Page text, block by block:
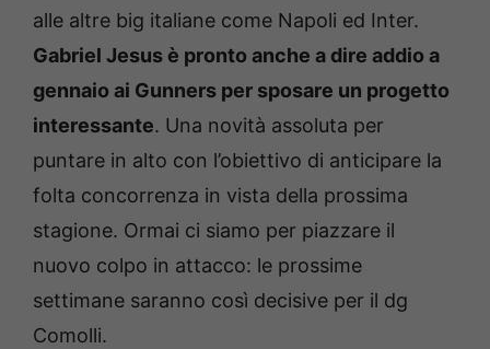
alle altre big italiane come Napoli ed Inter.
Gabriel Jesus è pronto anche a dire addio a
gennaio ai Gunners per sposare un progetto
interessante. Una novità assoluta per
puntare in alto con l’obiettivo di anticipare la
folta concorrenza in vista della prossima
stagione. Ormai ci siamo per piazzare il
nuovo colpo in attacco: le prossime
settimane saranno così decisive per il dg
Comolli.